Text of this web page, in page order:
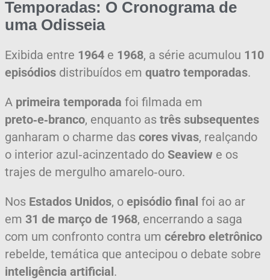
Temporadas: O Cronograma de
uma Odisseia
Exibida entre 1964 e 1968, a série acumulou 110
episódios distribuídos em quatro temporadas.
A primeira temporada foi filmada em
preto‑e‑branco, enquanto as três subsequentes
ganharam o charme das cores vivas, realçando
o interior azul‑acinzentado do Seaview e os
trajes de mergulho amarelo‑ouro.
Nos Estados Unidos, o episódio final foi ao ar
em 31 de março de 1968, encerrando a saga
com um confronto contra um cérebro eletrônico
rebelde, temática que antecipou o debate sobre
inteligência artificial.